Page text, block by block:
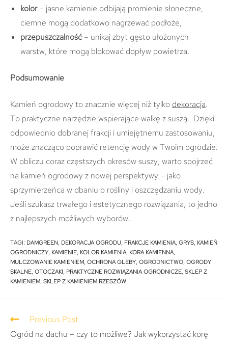
kolor– jasne kamienie odbijają promienie słoneczne,
ciemne mogą dodatkowo nagrzewać podłoże,
przepuszczalność – unikaj zbyt gęsto ułożonych
warstw, które mogą blokować dopływ powietrza.
Podsumowanie
Kamień ogrodowy to znacznie więcej niż tylko dekoracja.
To praktyczne narzędzie wspierające walkę z suszą. Dzięki
odpowiednio dobranej frakcji i umiejętnemu zastosowaniu,
może znacząco poprawić retencję wody w Twoim ogrodzie.
W obliczu coraz częstszych okresów suszy, warto spojrzeć
na kamień ogrodowy z nowej perspektywy – jako
sprzymierzeńca w dbaniu o rośliny i oszczędzaniu wody.
Jeśli szukasz trwałego i estetycznego rozwiązania, to jedno
z najlepszych możliwych wyborów.
TAGI: DAMGREEN, DEKORACJA OGRODU, FRAKCJE KAMIENIA, GRYS, KAMIEŃ
OGRODNICZY, KAMIENIE, KOLOR KAMIENIA, KORA KAMIENNA,
MULCZOWANIE KAMIENIEM, OCHRONA GLEBY, OGRODNICTWO, OGRODY
SKALNE, OTOCZAKI, PRAKTYCZNE ROZWIĄZANIA OGRODNICZE, SKLEP Z
KAMIENIEM, SKLEP Z KAMIENIEM RZESZÓW
Previous Post
Ogród na dachu – czy to możliwe? Jak wykorzystać korę